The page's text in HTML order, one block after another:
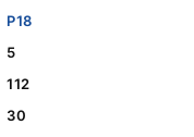
Р18
5
112
30